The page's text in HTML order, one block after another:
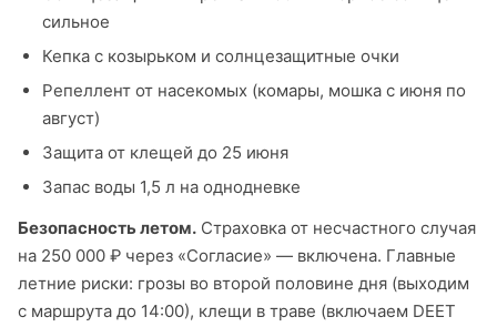
сильное
Кепка с козырьком и солнцезащитные очки
Репеллент от насекомых (комары, мошка с июня по
август)
Защита от клещей до 25 июня
Запас воды 1,5 л на однодневке
Безопасность летом. Страховка от несчастного случая
на 250 000 ₽ через «Согласие» — включена. Главные
летние риски: грозы во второй половине дня (выходим
с маршрута до 14:00), клещи в траве (включаем DEET